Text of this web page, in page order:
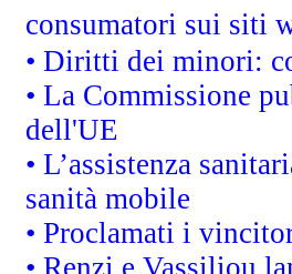
consumatori sui siti
• Diritti dei minori:
• La Commissione
dell'UE
• L’assistenza
sanità mobile
• Proclamati i
• Renzi e Vassiliou